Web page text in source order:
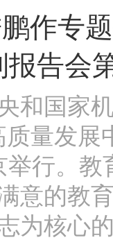
作专
报告会
和国家
量发展
举行。
的教
为核心